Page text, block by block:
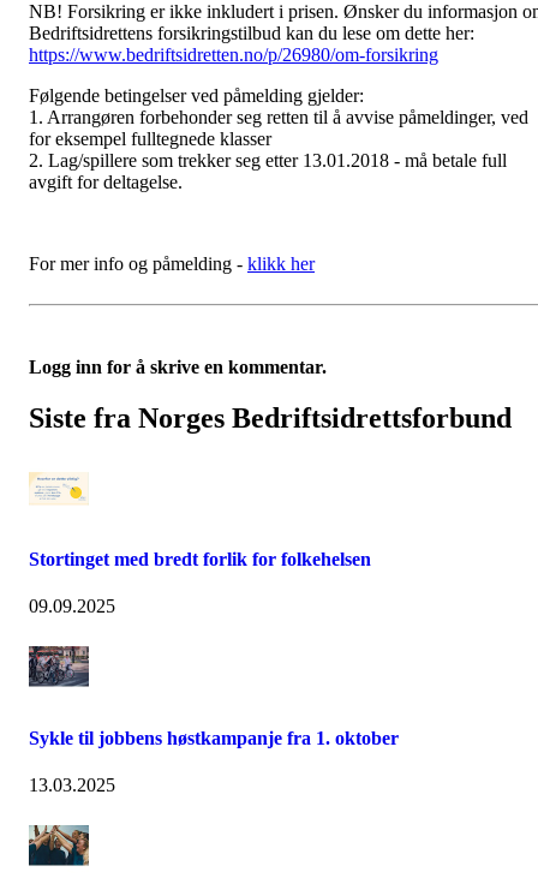
NB! Forsikring er ikke inkludert i prisen. Ønsker du informasjon
Bedriftsidrettens forsikringstilbud kan du lese om dette her:
https://www.bedriftsidretten.no/p/26980/om-forsikring
Følgende betingelser ved påmelding gjelder:
1. Arrangøren forbehonder seg retten til å avvise påmeldinger, ved
for eksempel fulltegnede klasser
2. Lag/spillere som trekker seg etter 13.01.2018 - må betale full
avgift for deltagelse.
For mer info og påmelding - klikk her
Logg inn for å skrive en kommentar.
Siste fra Norges Bedriftsidrettsforbund
Stortinget med bredt forlik for folkehelsen
09.09.2025
Sykle til jobbens høstkampanje fra 1. oktober
13.03.2025